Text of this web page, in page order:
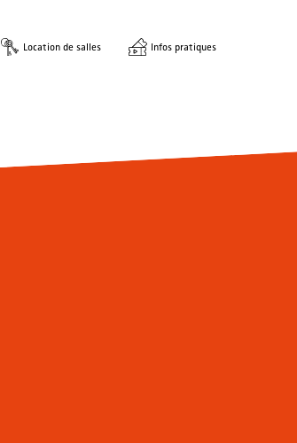
Location de salles Infos pratiques